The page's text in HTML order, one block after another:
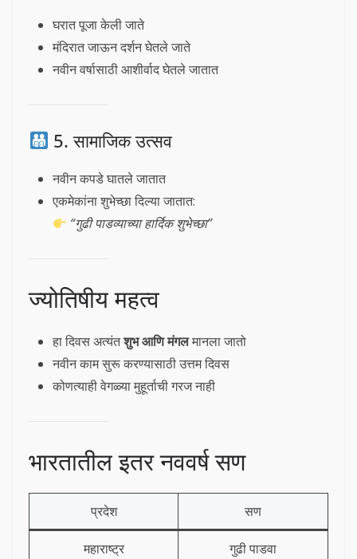
घरात पूजा केली जाते
मंदिरात जाऊन दर्शन घेतले जाते
नवीन वर्षासाठी आशीर्वाद घेतले जातात
5. सामाजिक उत्सव
नवीन कपडे घातले जातात
एकमेकांना शुभेच्छा दिल्या जातात:
“गुढी पाडव्याच्या हार्दिक शुभेच्छा”
ज्योतिषीय महत्व
हा दिवस अत्यंतशुभ आणि मंगलमानला जातो
नवीन काम सुरू करण्यासाठी उत्तम दिवस
कोणत्याही वेगळ्या मुहूर्ताची गरज नाही
भारतातील इतर नववर्ष सण
प्रदेश सण
महाराष्ट्र गुढी पाडवा